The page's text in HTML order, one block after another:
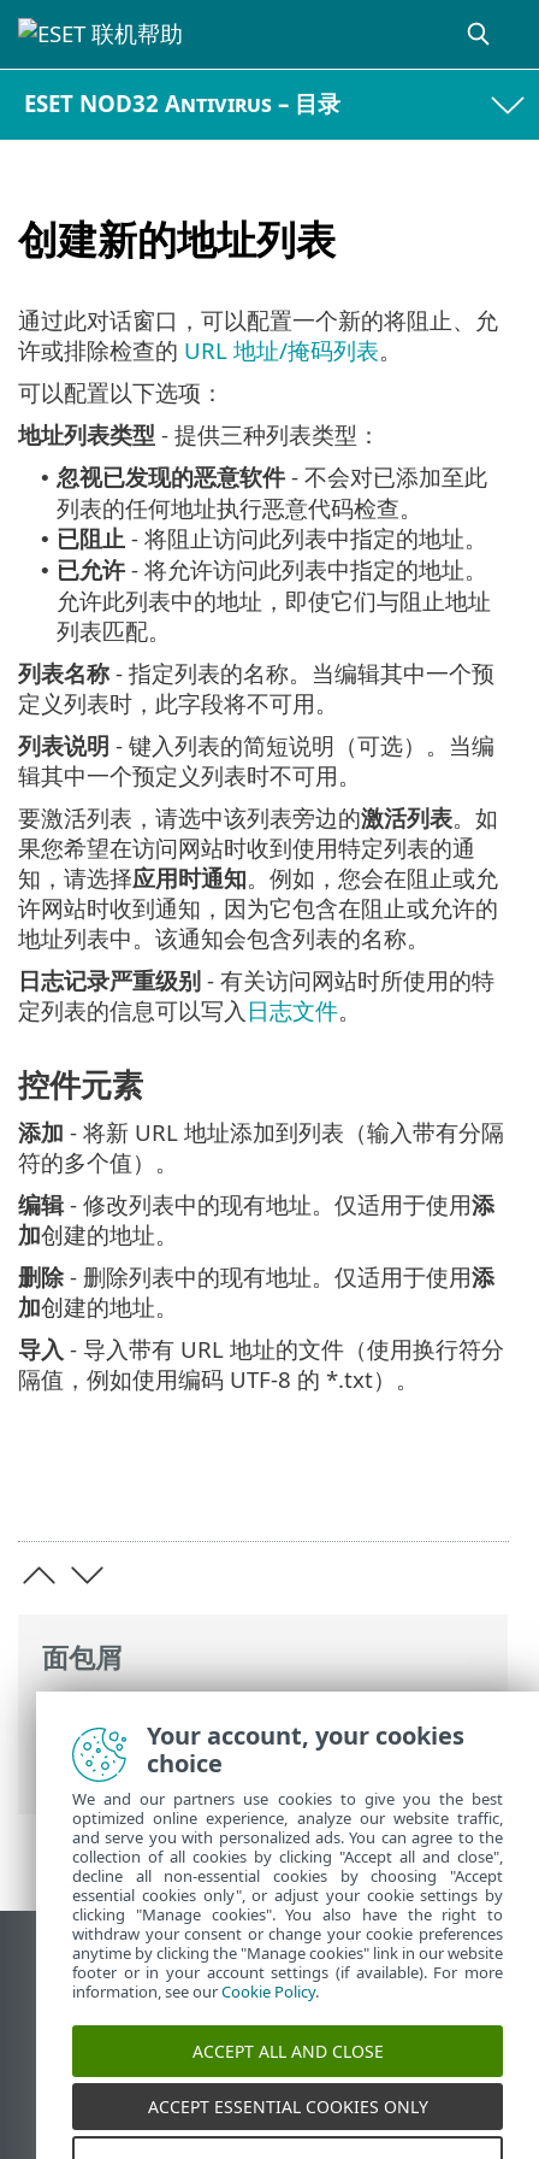
ESET NOD32 Antivirus – 目录
创建新的地址列表
面包屑
高级设置
>保护 >Web 访问保护 >URL 列
表管理> 创建新的地址列表
通过此对话窗口，可以配置一个新的将阻止、允
许或排除检查的 URL 地址/掩码列表。
可以配置以下选项：
地址列表类型 - 提供三种列表类型：
• 忽视已发现的恶意软件 - 不会对已添加至此
列表的任何地址执行恶意代码检查。
• 已阻止 - 将阻止访问此列表中指定的地址。
• 已允许 - 将允许访问此列表中指定的地址。
允许此列表中的地址，即使它们与阻止地址
列表匹配。
列表名称 - 指定列表的名称。当编辑其中一个预
定义列表时，此字段将不可用。
列表说明 - 键入列表的简短说明（可选）。当编
辑其中一个预定义列表时不可用。
要激活列表，请选中该列表旁边的激活列表。如
果您希望在访问网站时收到使用特定列表的通
知，请选择应用时通知。例如，您会在阻止或允
许网站时收到通知，因为它包含在阻止或允许的
地址列表中。该通知会包含列表的名称。
日志记录严重级别 - 有关访问网站时所使用的特
定列表的信息可以写入 日志文件。
控件元素
添加 - 将新 URL 地址添加到列表（输入带有分隔
符的多个值）。
编辑- 修改列表中的现有地址。仅适用于使用添
加创建的地址。
删除 - 删除列表中的现有地址。仅适用于使用添
加创建的地址。
导入 - 导入带有 URL 地址的文件（使用换行符分
隔值，例如使用编码 UTF-8 的 *.txt）。
查看桌面站点
End of Life
ESET 知识库
ESET Status Portal
Your account, your cookies
choice
We and our partners use cookies to give you the best
optimized online experience, analyze our website traffic,
and serve you with personalized ads. You can agree to the
collection of all cookies by clicking "Accept all and close",
decline all non-essential cookies by choosing "Accept
essential cookies only", or adjust your cookie settings by
clicking "Manage cookies". You also have the right to
withdraw your consent or change your cookie preferences
anytime by clicking the "Manage cookies" link in our website
footer or in your account settings (if available). For more
information, see ourCookie Policy.
ACCEPT ALL AND CLOSE
ACCEPT ESSENTIAL COOKIES ONLY